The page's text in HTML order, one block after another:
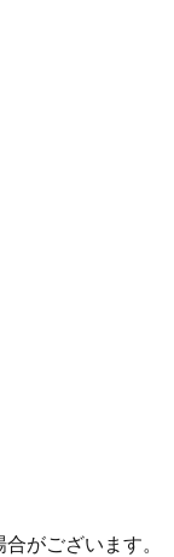
がございます。